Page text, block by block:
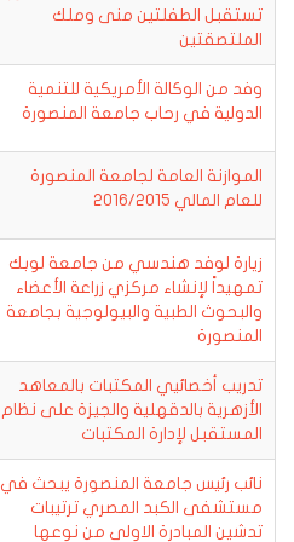
تستقبل الطفلتين منى وملك
الملتصقتين
وفد من الوكالة الأمريكية للتنمية
الدولية في رحاب جامعة المنصورة
الموازنة العامة لجامعة المنصورة
للعام المالي 2016/2015
زيارة لوفد هندسي من جامعة لوبك
تمهيداً لإنشاء مركزي زراعة الأعضاء
والبحوث الطبية والبيولوجية بجامعة
المنصورة
تدريب أخصائيي المكتبات بالمعاهد
الأزهرية بالدقهلية والجيزة على نظام
المستقبل لإدارة المكتبات
نائب رئيس جامعة المنصورة يبحث في
مستشفى الكبد المصري ترتيبات
تدشين المبادرة الاولى من نوعها